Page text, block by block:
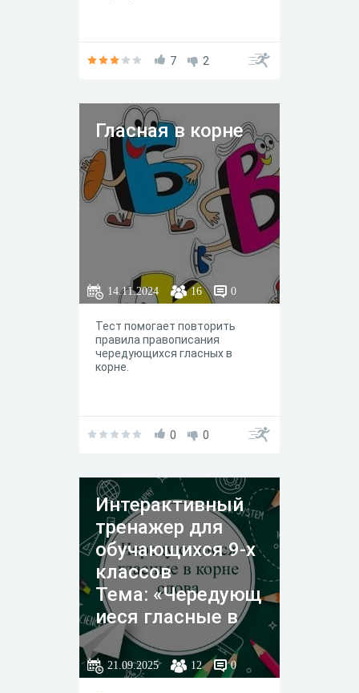
7 2
Гласная в корне
14.11.2024 16 0
Тест помогает повторить
правила правописания
чередующихся гласных в
корне.
0 0
Интерактивный
тренажер для
обучающихся 9-х
классов
Тема: «Чередующ
иеся гласные в
корне слова»
21.09.2025 12 0